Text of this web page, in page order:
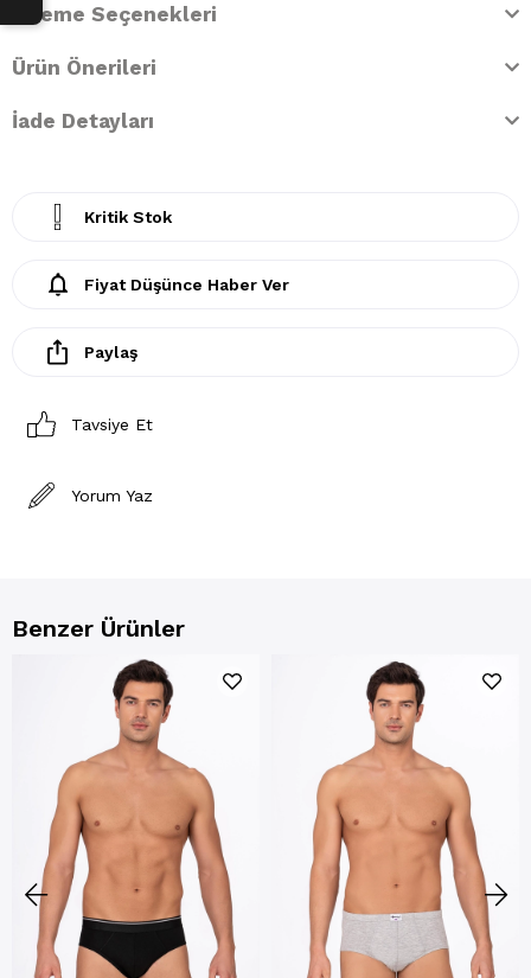
Ödeme Seçenekleri
Ürün Önerileri
İade Detayları
Kritik Stok
Fiyat Düşünce Haber Ver
Paylaş
Tavsiye Et
Yorum Yaz
Benzer Ürünler